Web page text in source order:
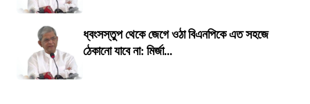
ধ্বংসস্তুপ থেকে জেগে ওঠা বিএনপিকে এত সহজে
ঠেকানো যাবে না: মির্জা...